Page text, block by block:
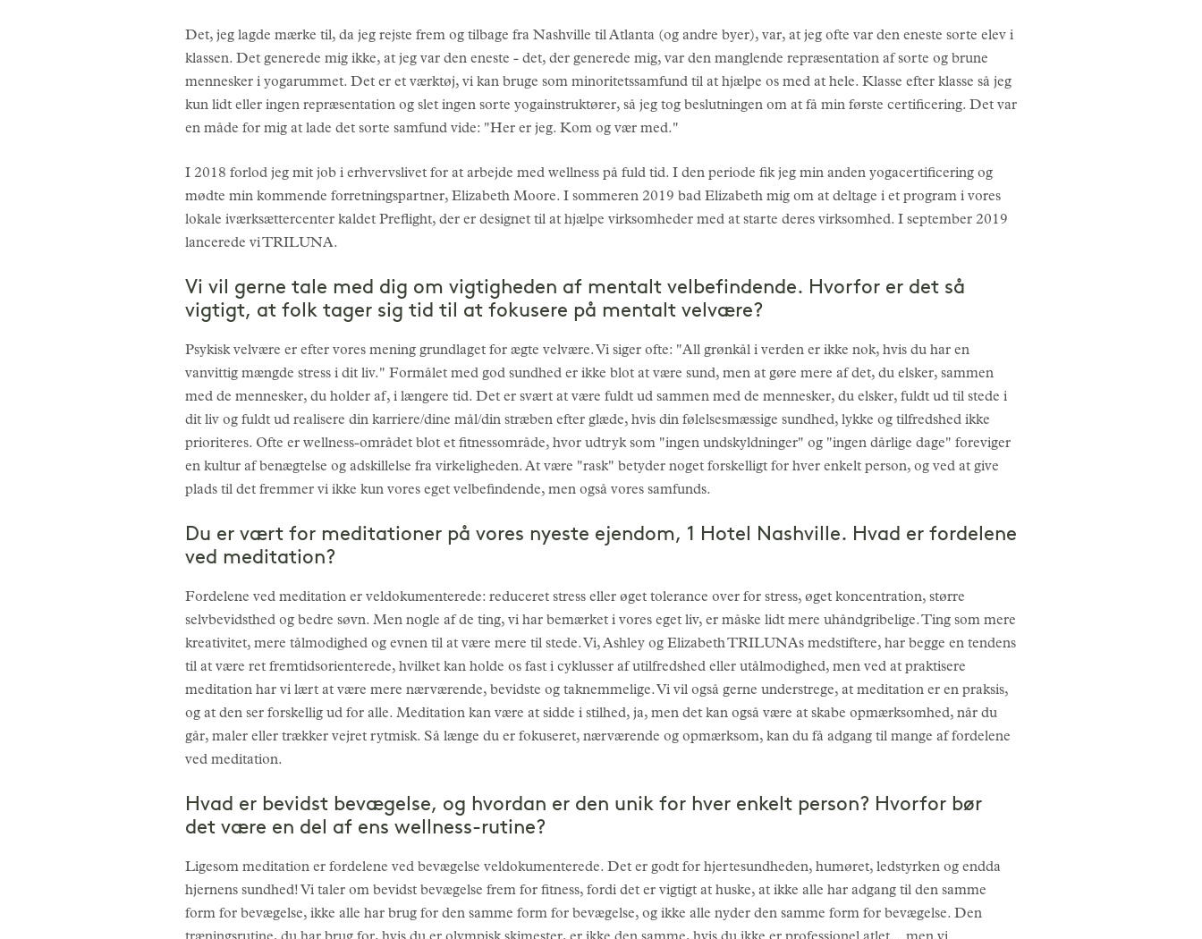
Det, jeg lagde mærke til, da jeg rejste frem og tilbage fra Nashville til Atlanta (og andre byer), var, at jeg ofte var den eneste sorte elev i
klassen. Det generede mig ikke, at jeg var den eneste - det, der generede mig, var den manglende repræsentation af sorte og brune
mennesker i yogarummet. Det er et værktøj, vi kan bruge som minoritetssamfund til at hjælpe os med at hele. Klasse efter klasse så jeg
kun lidt eller ingen repræsentation og slet ingen sorte yogainstruktører, så jeg tog beslutningen om at få min første certificering. Det var
en måde for mig at lade det sorte samfund vide: "Her er jeg. Kom og vær med."
I 2018 forlod jeg mit job i erhvervslivet for at arbejde med wellness på fuld tid. I den periode fik jeg min anden yogacertificering og
mødte min kommende forretningspartner, Elizabeth Moore. I sommeren 2019 bad Elizabeth mig om at deltage i et program i vores
lokale iværksættercenter kaldet Preflight, der er designet til at hjælpe virksomheder med at starte deres virksomhed. I september 2019
lancerede vi TRILUNA.
Vi vil gerne tale med dig om vigtigheden af mentalt velbefindende. Hvorfor er det så
vigtigt, at folk tager sig tid til at fokusere på mentalt velvære?
Psykisk velvære er efter vores mening grundlaget for ægte velvære. Vi siger ofte: "All grønkål i verden er ikke nok, hvis du har en
vanvittig mængde stress i dit liv." Formålet med god sundhed er ikke blot at være sund, men at gøre mere af det, du elsker, sammen
med de mennesker, du holder af, i længere tid. Det er svært at være fuldt ud sammen med de mennesker, du elsker, fuldt ud til stede i
dit liv og fuldt ud realisere din karriere/dine mål/din stræben efter glæde, hvis din følelsesmæssige sundhed, lykke og tilfredshed ikke
prioriteres. Ofte er wellness-området blot et fitnessområde, hvor udtryk som "ingen undskyldninger" og "ingen dårlige dage" foreviger
en kultur af benægtelse og adskillelse fra virkeligheden. At være "rask" betyder noget forskelligt for hver enkelt person, og ved at give
plads til det fremmer vi ikke kun vores eget velbefindende, men også vores samfunds.
Du er vært for meditationer på vores nyeste ejendom, 1 Hotel Nashville. Hvad er fordelene
ved meditation?
Fordelene ved meditation er veldokumenterede: reduceret stress eller øget tolerance over for stress, øget koncentration, større
selvbevidsthed og bedre søvn. Men nogle af de ting, vi har bemærket i vores eget liv, er måske lidt mere uhåndgribelige. Ting som mere
kreativitet, mere tålmodighed og evnen til at være mere til stede. Vi, Ashley og Elizabeth TRILUNAs medstiftere, har begge en tendens
til at være ret fremtidsorienterede, hvilket kan holde os fast i cyklusser af utilfredshed eller utålmodighed, men ved at praktisere
meditation har vi lært at være mere nærværende, bevidste og taknemmelige. Vi vil også gerne understrege, at meditation er en praksis,
og at den ser forskellig ud for alle. Meditation kan være at sidde i stilhed, ja, men det kan også være at skabe opmærksomhed, når du
går, maler eller trækker vejret rytmisk. Så længe du er fokuseret, nærværende og opmærksom, kan du få adgang til mange af fordelene
ved meditation.
Hvad er bevidst bevægelse, og hvordan er den unik for hver enkelt person? Hvorfor bør
det være en del af ens wellness-rutine?
Ligesom meditation er fordelene ved bevægelse veldokumenterede. Det er godt for hjertesundheden, humøret, ledstyrken og endda
hjernens sundhed! Vi taler om bevidst bevægelse frem for fitness, fordi det er vigtigt at huske, at ikke alle har adgang til den samme
form for bevægelse, ikke alle har brug for den samme form for bevægelse, og ikke alle nyder den samme form for bevægelse. Den